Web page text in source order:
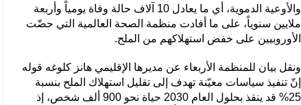
والأوعية الدموية، أي ما يعادل 10 آلاف حالة وفاة يومياً وأربعة
ملايين سنوياً، على ما أفادت منظمة الصحة العالمية التي حضّت
الأوروبيين على خفض استهلاكهم من الملح.
ونقل بيان للمنظمة الأربعاء عن مديرها الإقليمي هانز كلوغه قوله
إنّ تنفيذ سياسات معيّنة تهدف إلى تقليل استهلاك الملح بنسبة
25% قد ينقذ بحلول العام 2030 حياة نحو 900 ألف شخص، إذ